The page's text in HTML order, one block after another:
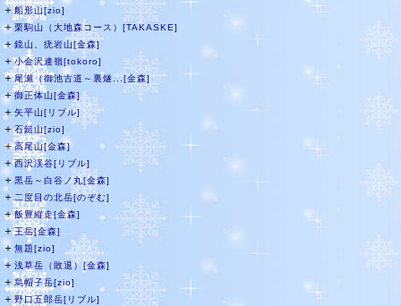
＋船形山[zio]
＋ 栗駒山（大地森コース）[TAKASKE]
＋ 鏡山、疣岩山[金森]
＋小金沢連嶺[tokoro]
＋尾瀬（御池古道～裏燧...[金森]
＋御正体山[金森]
＋ 矢平山[リブル]
＋石鎚山[zio]
＋高尾山[金森]
＋西沢渓谷[リブル]
＋ 黒岳～白谷ノ丸[金森]
＋ 二度目の北岳[のぞむ]
＋飯豊縦走[金森]
＋王岳[金森]
＋ 無題[zio]
＋ 浅草岳（敗退）[金森]
＋烏帽子岳[zio]
＋野口五郎岳[リブル]